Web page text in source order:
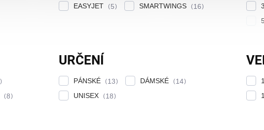
EASYJET
5 SMARTWINGS 16
8
URČENÍ
PÁNSKÉ 13 DÁMSKÉ
14
UNISEX
18